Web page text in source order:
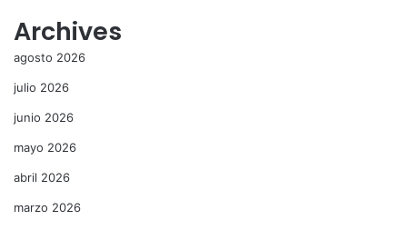
Archives
agosto 2026
julio 2026
junio 2026
mayo 2026
abril 2026
marzo 2026